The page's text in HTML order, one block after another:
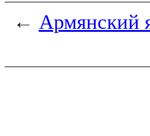
← Армянский